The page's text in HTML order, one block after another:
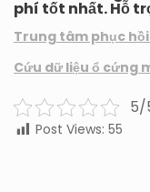
phí tốt nhất. Hỗ
Trung tâm phục
Cứu dữ liệu ổ cứng
5/
Post Views: 55